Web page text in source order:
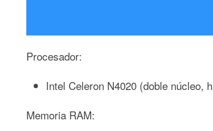
Procesador:
Intel Celeron N4020 (doble núcleo,
Memoria RAM: